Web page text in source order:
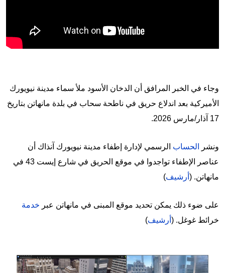
وجاء في الخبر المرافق أن الدخان الأسود ملأ سماء مدينة نيويورك
الأميركية بعد اندلاع حريق في ناطحة سحاب في بلدة مانهاتن بتاريخ
17 آذار/مارس 2026.
ونشر الحساب الرسمي لإدارة إطفاء مدينة نيويورك آنذاك أن
عناصر الإطفاء تواجدوا في موقع الحريق في شارع إيست 43 في
مانهاتن. ( أرشيف)
على ضوء ذلك يمكن تحديد موقع المبنى في مانهاتن عبر خدمة
خرائط غوغل. ( أرشيف)
Image